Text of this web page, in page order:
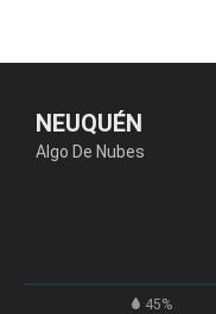
NEUQUÉN
Algo De Nubes
45%